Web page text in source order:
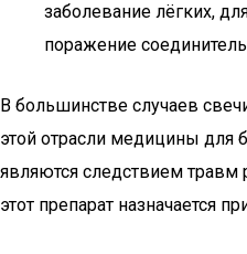
заболевание лёгких,
поражение
В большинстве случаев
этой отрасли медицины для
являются следствием травм
этот препарат назначается